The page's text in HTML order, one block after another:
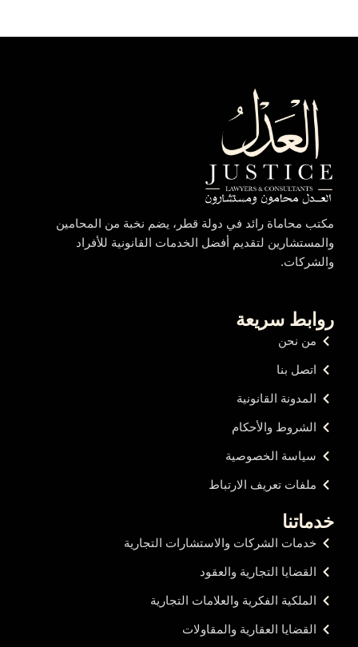
مكتب محاماة رائد في دولة قطر، يضم نخبة من المحامين
والمستشارين لتقديم أفضل الخدمات القانونية للأفراد
والشركات.
روابط سريعة
من نحن
اتصل بنا
المدونة القانونية
الشروط والأحكام
سياسة الخصوصية
ملفات تعريف الارتباط
خدماتنا
خدمات الشركات والاستشارات التجارية
القضايا التجارية والعقود
الملكية الفكرية والعلامات التجارية
القضايا العقارية والمقاولات